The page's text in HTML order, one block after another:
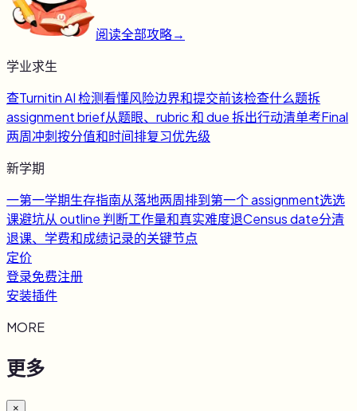
阅读全部攻略→
学业求生
查Turnitin AI 检测看懂风险边界和提交前该检查什么题拆
assignment brief从题眼、rubric 和 due 拆出行动清单考Final
两周冲刺按分值和时间排复习优先级
新学期
一第一学期生存指南从落地两周排到第一个 assignment选选
课避坑从 outline 判断工作量和真实难度退Census date分清
退课、学费和成绩记录的关键节点
定价
登录免费注册
安装插件
MORE
更多
×